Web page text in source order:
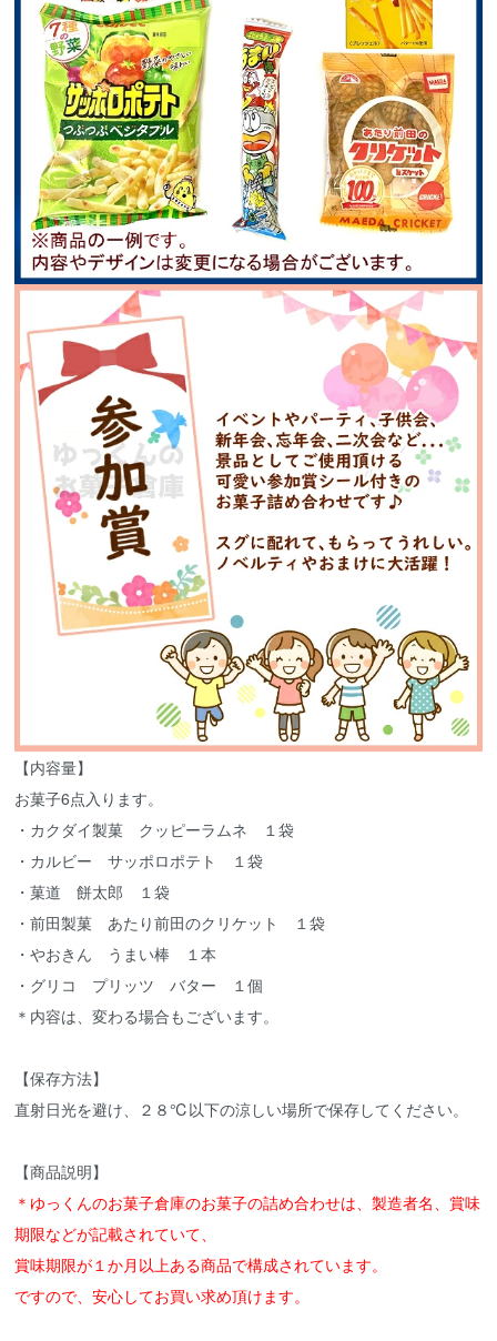
【内容量】
お菓子6点入ります。
・カクダイ製菓 クッピーラムネ １袋
・カルビー サッポロポテト １袋
・菓道 餅太郎 １袋
・前田製菓 あたり前田のクリケット １袋
・やおきん うまい棒 １本
・グリコ プリッツ バター １個
＊内容は、変わる場合もございます。
【保存方法】
直射日光を避け、２８℃以下の涼しい場所で保存してください。
【商品説明】
＊ゆっくんのお菓子倉庫のお菓子の詰め合わせは、製造者名、賞味
期限などが記載されていて、
賞味期限が１か月以上ある商品で構成されています。
ですので、安心してお買い求め頂けます。